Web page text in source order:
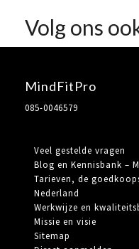
Volg ons
MindFitPro
085-0046579
Veel gestelde vragen
Blog en Kennisbank –
Tarieven, de
Nederland
Werkwijze en
Missie en visie
Sitemap